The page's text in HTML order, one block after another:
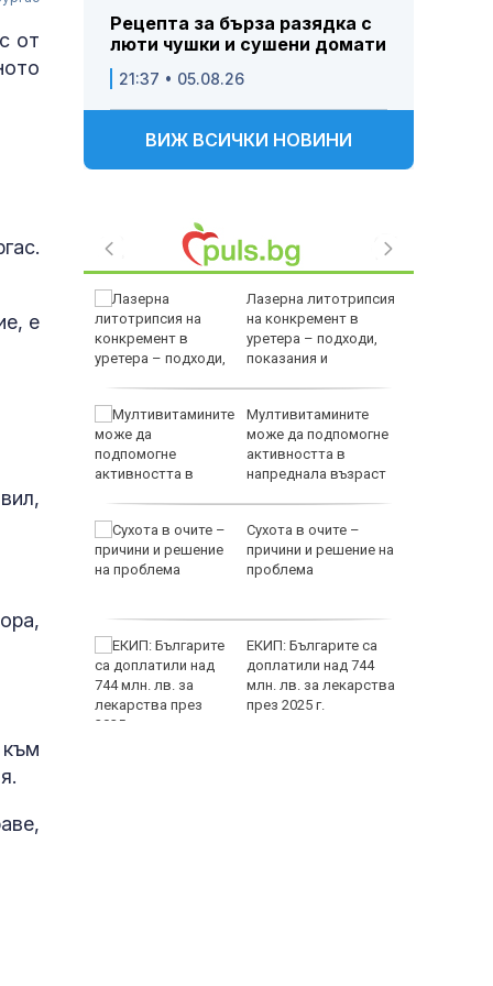
от
е
Рецепта за бърза разядка с
люти чушки и сушени домати
21:37 • 05.08.26
ВИЖ ВСИЧКИ НОВИНИ
Лазерна литотрипсия
на конкремент в
уретера – подходи,
показания и
Мултивитамините
може да подпомогне
активността в
напреднала възраст
Сухота в очите –
причини и решение на
проблема
ЕКИП: Българите са
доплатили над 744
млн. лв. за лекарства
през 2025 г.